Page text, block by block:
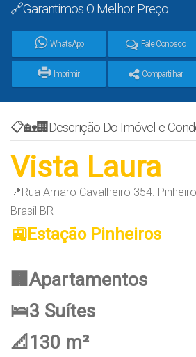
🔗Garantimos O Melhor Preço.
WhatsApp Fale Conosco
Imprimir Compartilhar
📋🏡🏢Descrição Do Imóvel e
Vista Laura
📍Rua Amaro Cavalheiro 354.
Brasil BR
🚉Estação Pinheiros
🏢Apartamentos
🛌3 Suítes
📐130 m²